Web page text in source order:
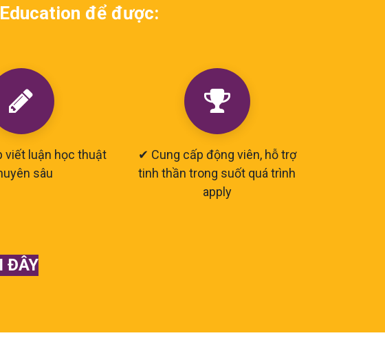
để được:
viết luận học thuật
sâu
✔ Cung cấp động viên, hỗ trợ
tinh thần trong suốt quá trình
apply
ĐÂY